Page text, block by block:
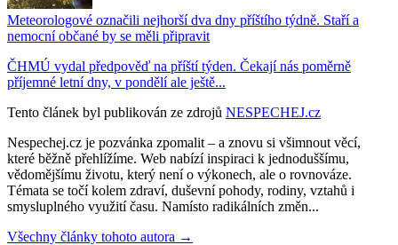
Meteorologové označili nejhorší dva dny příštího týdně. Staří a
nemocní občané by se měli připravit
ČHMÚ vydal předpověď na příští týden. Čekají nás poměrně
příjemné letní dny, v pondělí ale ještě...
Tento článek byl publikován ze zdrojů NESPECHEJ.cz
Nespechej.cz je pozvánka zpomalit – a znovu si všimnout věcí,
které běžně přehlížíme. Web nabízí inspiraci k jednoduššímu,
vědomějšímu životu, který není o výkonech, ale o rovnováze.
Témata se točí kolem zdraví, duševní pohody, rodiny, vztahů i
smysluplného využití času. Namísto radikálních změn...
Všechny články tohoto autora →